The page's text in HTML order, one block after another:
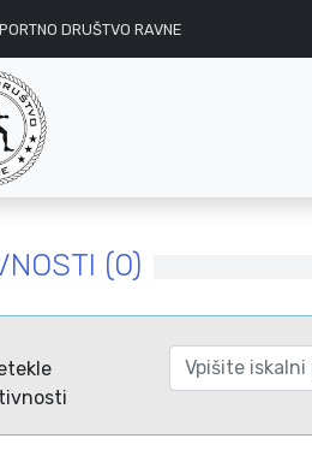
DRUŠTVO RAVNE
(0)